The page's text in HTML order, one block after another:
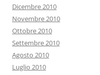
Dicembre 2010
Novembre 2010
Ottobre 2010
Settembre 2010
Agosto 2010
Luglio 2010